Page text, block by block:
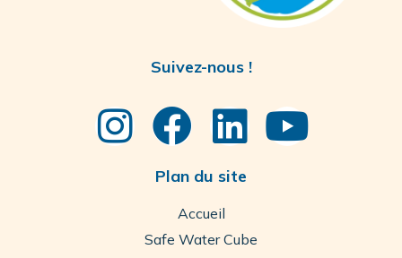
Suivez-nous !
Plan du site
Accueil
Safe Water Cube